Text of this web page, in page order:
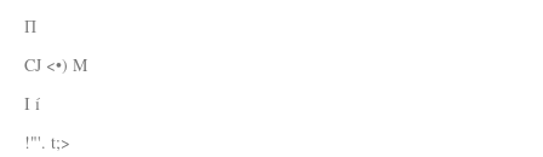
П
CJ <•) M
I í
!"'. t;>